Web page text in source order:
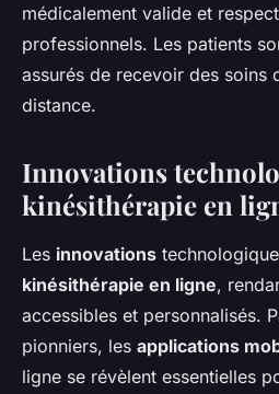
médicalement valide et
professionnels. Les patients
assurés de recevoir des soins
distance.
Innovations
kinésithérapie en
Les innovations
kinésithérapie en ligne,
accessibles et personnalisés.
pionniers, les applications
ligne se révèlent essentielles